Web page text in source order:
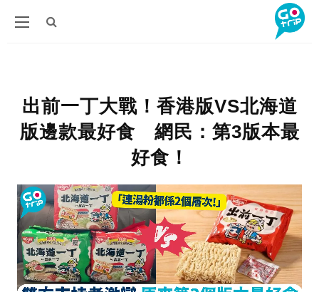
出前一丁大戰！香港版VS北海道
版邊款最好食 網民：第3版本最
好食！